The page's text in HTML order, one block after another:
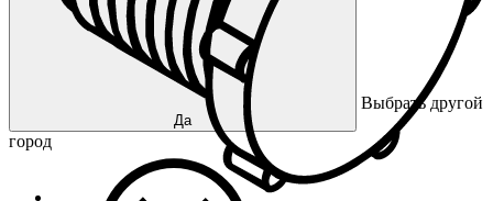
Да
Выбрать другой
город